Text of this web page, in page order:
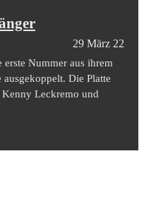
29 März 22
Nummer aus ihrem
Die Platte
Leckremo und